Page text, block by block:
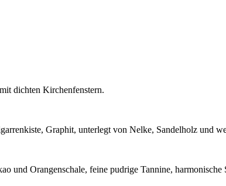
dichten Kirchenfenstern.
Graphit, unterlegt von Nelke, Sandelholz und
und Orangenschale, feine pudrige Tannine,